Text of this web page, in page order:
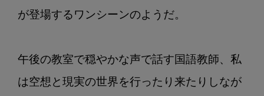
が登場するワンシーンのようだ。
午後の教室で穏やかな声で話す国語教師、私
は空想と現実の世界を行ったり来たりしなが